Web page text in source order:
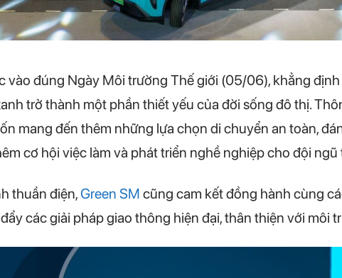
vào đúng Ngày Môi trường Thế giới (05/06), khẳng
trở thành một phần thiết yếu của đời sống đô thị.
mang đến thêm những lựa chọn di chuyển an toàn,
cơ hội việc làm và phát triển nghề nghiệp cho đội ngũ
thuần điện,Green SM cũng cam kết đồng hành cùng
các giải pháp giao thông hiện đại, thân thiện với môi